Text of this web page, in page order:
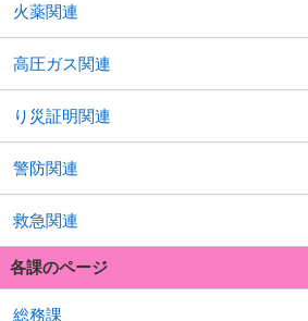
火薬関連
高圧ガス関連
り災証明関連
警防関連
救急関連
各課のページ
総務課